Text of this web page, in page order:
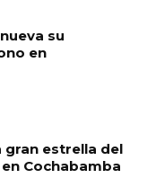
su
en
gran estrella del
Cochabamba